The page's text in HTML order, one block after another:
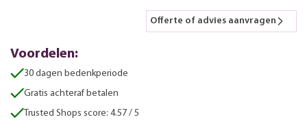
Offerte of advies aanvragen
Voordelen:
30 dagen bedenkperiode
Gratis achteraf betalen
Trusted Shops score: 4.57 / 5